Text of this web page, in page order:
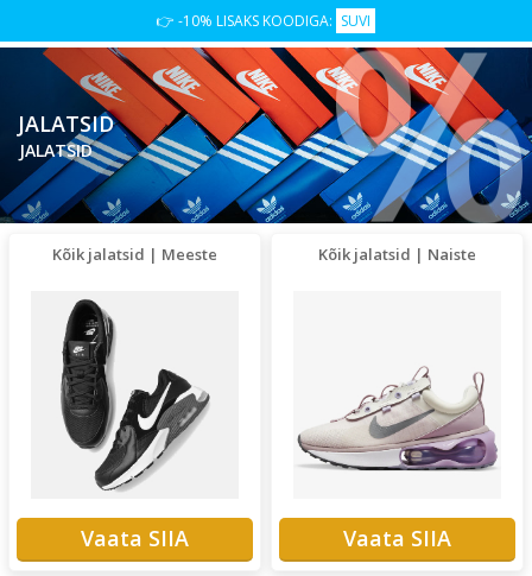
👉 -10% LISAKS KOODIGA: SUVI
JALATSID
JALATSID
Kõik jalatsid | Meeste
Vaata SIIA
Kõik jalatsid | Naiste
Vaata SIIA